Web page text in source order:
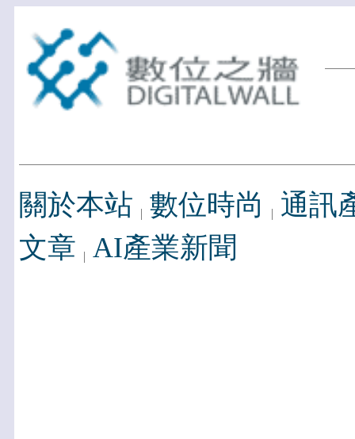
關於本站 數位時尚
通訊
文章 AI產業新聞